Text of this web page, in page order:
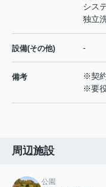
シス
独立
設備(その他) -
備考
※契
※要
周辺施設
公園